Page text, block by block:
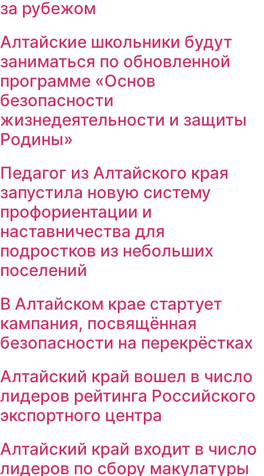
за рубежом
Алтайские школьники будут
заниматься по обновленной
программе «Основ
безопасности
жизнедеятельности и защиты
Родины»
Педагог из Алтайского края
запустила новую систему
профориентации и
наставничества для
подростков из небольших
поселений
В Алтайском крае стартует
кампания, посвящённая
безопасности на перекрёстках
Алтайский край вошел в число
лидеров рейтинга Российского
экспортного центра
Алтайский край входит в число
лидеров по сбору макулатуры